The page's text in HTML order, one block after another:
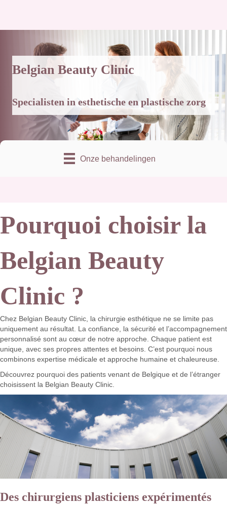
Belgian Beauty Clinic
Specialisten in esthetische en plastische zorg
Onze behandelingen
Pourquoi choisir la
Belgian Beauty
Clinic ?
Chez Belgian Beauty Clinic, la chirurgie esthétique ne se limite pas
uniquement au résultat. La confiance, la sécurité et l’accompagnement
personnalisé sont au cœur de notre approche. Chaque patient est
unique, avec ses propres attentes et besoins. C’est pourquoi nous
combinons expertise médicale et approche humaine et chaleureuse.
Découvrez pourquoi des patients venant de Belgique et de l’étranger
choisissent la Belgian Beauty Clinic.
Des chirurgiens plasticiens expérimentés